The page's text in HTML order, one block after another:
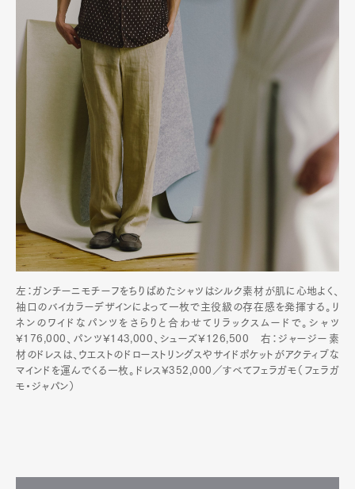
左：ガンチーニモチーフをちりばめたシャツはシルク素材が肌に心地よく、
袖口のバイカラーデザインによって一枚で主役級の存在感を発揮する。リ
ネンのワイドなパンツをさらりと合わせてリラックスムードで。シャツ
¥176,000、パンツ¥143,000、シューズ¥126,500 右：ジャージー素
材のドレスは、ウエストのドローストリングスやサイドポケットがアクティブな
マインドを運んでくる一枚。ドレス¥352,000／すべてフェラガモ（フェラガ
モ・ジャパン）